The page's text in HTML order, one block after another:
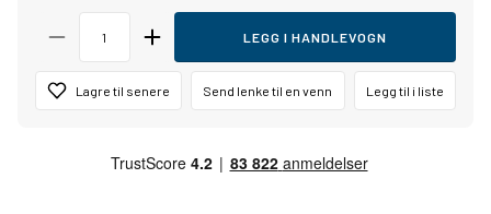
LEGG I HANDLEVOGN
Lagre til senere Send lenke til en venn Legg til i liste